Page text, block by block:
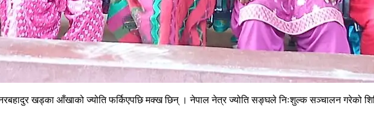
नरबहादुर खड्का आँखाको ज्योति फर्किएपछि मक्ख छिन् । नेपाल नेत्र ज्योति सङ्घले निःशुल्क सञ्चालन गरेको